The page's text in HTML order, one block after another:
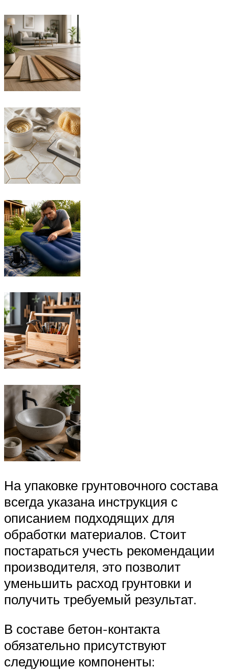
На упаковке грунтовочного состава
всегда указана инструкция с
описанием подходящих для
обработки материалов. Стоит
постараться учесть рекомендации
производителя, это позволит
уменьшить расход грунтовки и
получить требуемый результат.
В составе бетон-контакта
обязательно присутствуют
следующие компоненты: